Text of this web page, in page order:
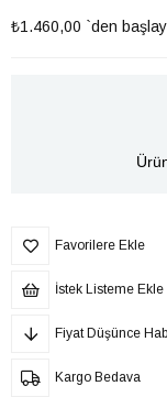
₺1.460,00 `den
Favorilere Ekle
İstek Listeme Ekle
Fiyat Düşünce
Kargo Bedava